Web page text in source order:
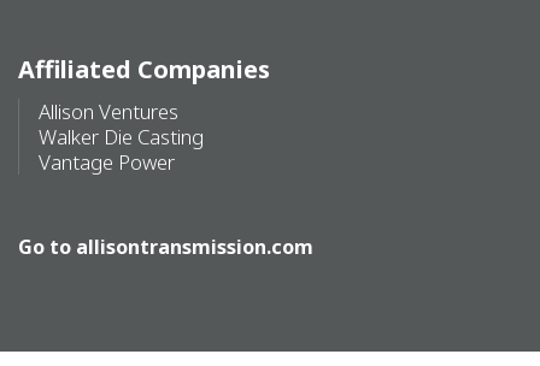
Affiliated Companies
Allison Ventures
Walker Die Casting
Vantage Power
Go to allisontransmission.com